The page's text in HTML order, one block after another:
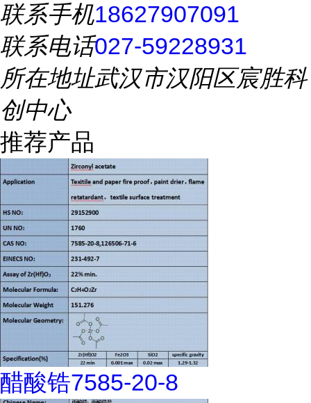
联系手机18627907091
联系电话027-59228931
所在地址武汉市汉阳区宸胜科
创中心
推荐产品
醋酸锆7585-20-8